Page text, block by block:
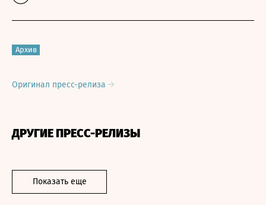
Архив
Оригинал пресс-релиза
ДРУГИЕ ПРЕСС-РЕЛИЗЫ
Показать еще